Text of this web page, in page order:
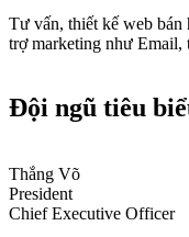
Tư vấn, thiết kế web bán
trợ marketing như Email,
Đội ngũ tiêu
Thắng Võ
President
Chief Executive Officer